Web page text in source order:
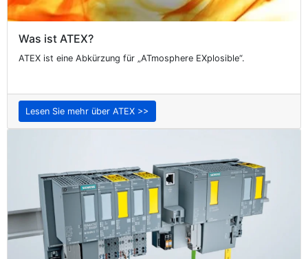
Was ist ATEX?
ATEX ist eine Abkürzung für „ATmosphere EXplosible“.
Lesen Sie mehr über ATEX >>